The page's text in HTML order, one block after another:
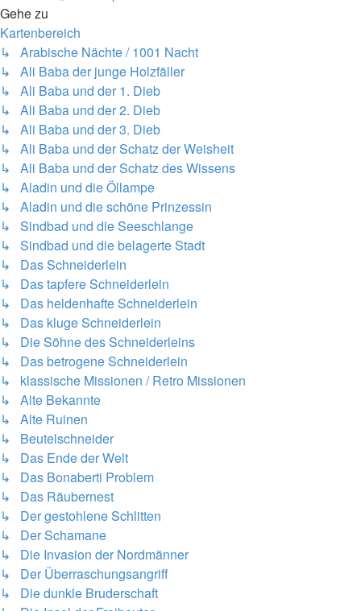
Gehe zu
Kartenbereich
↳ Arabische Nächte / 1001 Nacht
↳ Ali Baba der junge Holzfäller
↳ Ali Baba und der 1. Dieb
↳ Ali Baba und der 2. Dieb
↳ Ali Baba und der 3. Dieb
↳ Ali Baba und der Schatz der Weisheit
↳ Ali Baba und der Schatz des Wissens
↳ Aladin und die Öllampe
↳ Aladin und die schöne Prinzessin
↳ Sindbad und die Seeschlange
↳ Sindbad und die belagerte Stadt
↳ Das Schneiderlein
↳ Das tapfere Schneiderlein
↳ Das heldenhafte Schneiderlein
↳ Das kluge Schneiderlein
↳ Die Söhne des Schneiderleins
↳ Das betrogene Schneiderlein
↳ klassische Missionen / Retro Missionen
↳ Alte Bekannte
↳ Alte Ruinen
↳ Beutelschneider
↳ Das Ende der Welt
↳ Das Bonaberti Problem
↳ Das Räubernest
↳ Der gestohlene Schlitten
↳ Der Schamane
↳ Die Invasion der Nordmänner
↳ Der Überraschungsangriff
↳ Die dunkle Bruderschaft